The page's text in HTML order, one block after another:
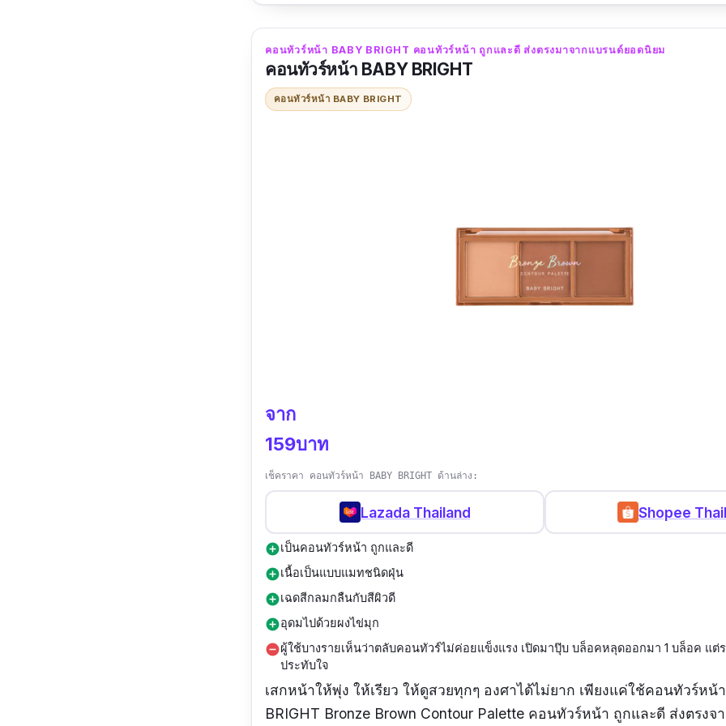
รีวิวจากผู้ใช้จริง : ไว้ใจคอนทัวร์หน้า น้องฉัตรแต่ไหนแต่ไร ใช้ดี เนื้อครีมเกลี่
แพง
คอนทัวร์หน้า BABY BRIGHT คอนทัวร์หน้า ถูกและดี ส่งตรงมาจากแบรนด์ยอดนิยม
คอนทัวร์หน้า BABY BRIGHT
คอนทัวร์หน้า BABY BRIGHT
จาก
159บาท
เช็คราคา คอนทัวร์หน้า BABY BRIGHT ด้านล่าง:
Lazada Thailand Shopee
add_circleเป็นคอนทัวร์หน้า ถูกและดี
add_circleเนื้อเป็นแบบแมทชนิดฝุ่น
add_circleเฉดสีกลมกลืนกับสีผิวดี
add_circleอุดมไปด้วยผงไข่มุก
remove_circleผู้ใช้บางรายเห็นว่าตลับคอนทัวร์ไม่ค่อยแข็งแรง เปิดมาปุ๊บ บล็อคหลุดออกมา 1 บล็อค แต่
ประทับใจ
เสกหน้าให้พุ่ง ให้เรียว ให้ดูสวยทุกๆ องศาได้ไม่ยาก เพียงแค่ใช้คอนทัวร์หน้
BRIGHT Bronze Brown Contour Palette คอนทัวร์หน้า ถูกและดี ส่งตรงจ